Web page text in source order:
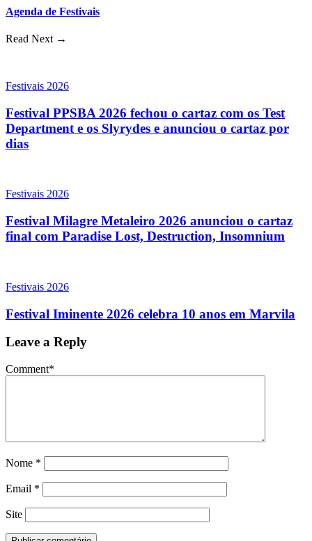
Agenda de Festivais
Read Next →
Festivais 2026
Festival PPSBA 2026 fechou o cartaz com os Test
Department e os Slyrydes e anunciou o cartaz por
dias
Festivais 2026
Festival Milagre Metaleiro 2026 anunciou o cartaz
final com Paradise Lost, Destruction, Insomnium
Festivais 2026
Festival Iminente 2026 celebra 10 anos em Marvila
Leave a Reply
Comment*
Nome *
Email *
Site